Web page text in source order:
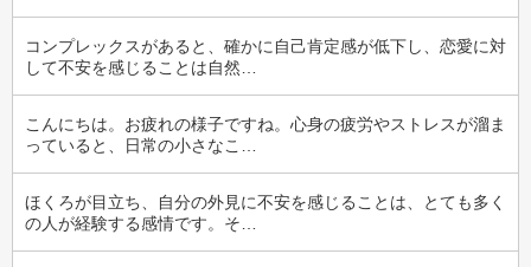
コンプレックスがあると、確かに自己肯定感が低下し、恋愛に対
して不安を感じることは自然…
こんにちは。お疲れの様子ですね。心身の疲労やストレスが溜ま
っていると、日常の小さなこ…
ほくろが目立ち、自分の外見に不安を感じることは、とても多く
の人が経験する感情です。そ…